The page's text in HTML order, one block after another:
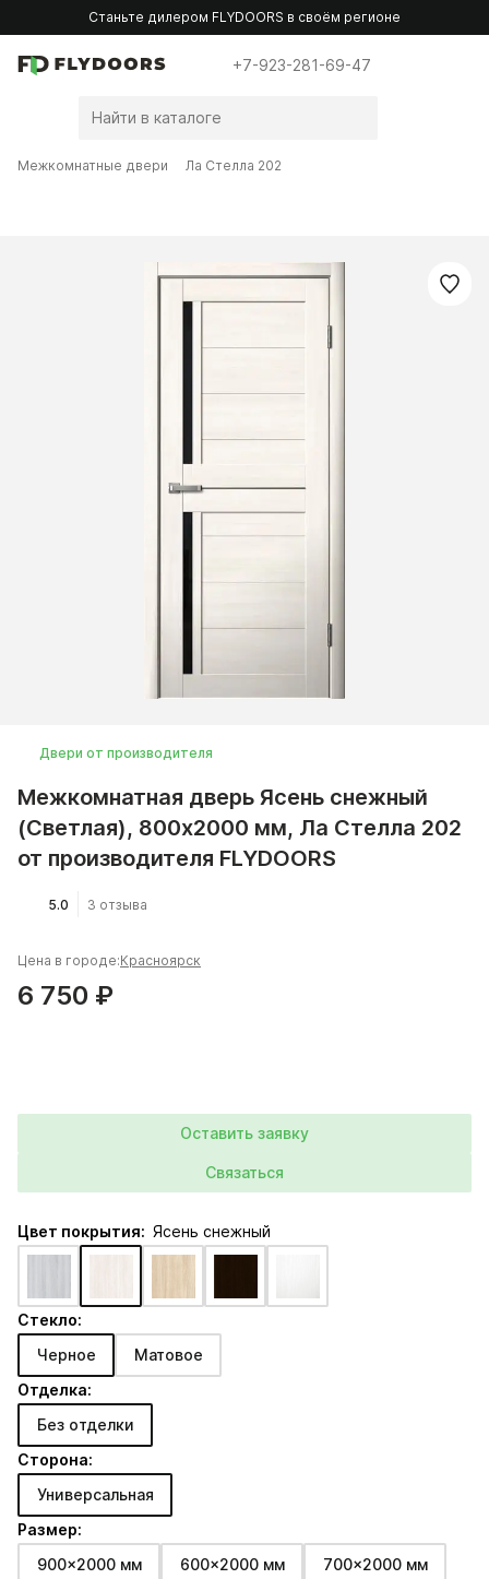
Станьте дилером FLYDOORS в своём регионе
+7-923-281-69-47
Межкомнатные двери Ла Стелла 202
Двери от производителя
Межкомнатная дверь Ясень снежный
(Светлая), 800x2000 мм, Ла Стелла 202
от производителя FLYDOORS
5.0 3 отзыва
Цена в городе:Красноярск
6 750 ₽
Оставить заявку
Связаться
Цвет покрытия: Ясень снежный
Стекло:
Черное
Матовое
Отделка:
Без отделки
Сторона:
Универсальная
Размер:
900x2000 мм
600x2000 мм 700x2000 мм